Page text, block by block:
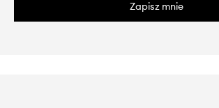
Zapisz mnie